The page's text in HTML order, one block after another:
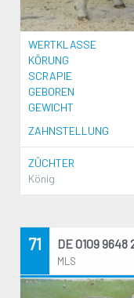
WERTKLASSE
KÖRUNG
SCRAPIE
GEBOREN
GEWICHT
ZAHNSTELLUNG
ZÜCHTER
König
71 DE 0109 9648
MLS